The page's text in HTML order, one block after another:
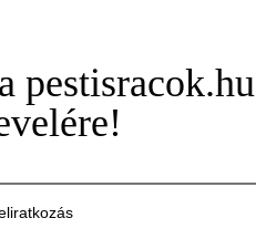
pestisracok.hu